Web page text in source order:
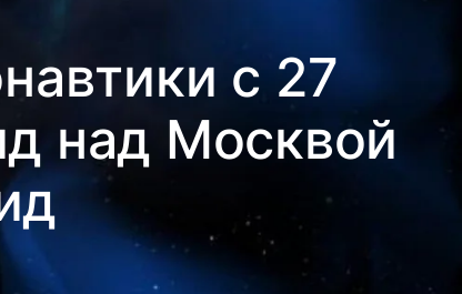
с 27
над Москвой